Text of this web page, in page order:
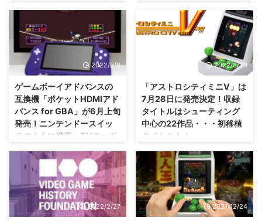
収録タイトルは以下の通り。 今
えましたね(笑) スパ2や餓狼伝説2
あたりはスーパーファミコンでも
発売されていま ...
などが収録 https://youtu.be/_-
llOLsJcHo さてさて、「メガドラ
イブミニ2」の収録タイトル第2
弾が発表されましたね！ ...
なんとなく予想通りではあったけ
のか楽しみだね！ 「メガドライ
ブミニ2」 が2022年10月27日に
発売されることが発表されました
な( ･`ω･´) メガドライブ向けに発
ーン」やメガCDタイトルなど含
め50作品以上を収録するらしい
ですぜ？ 「メガドライブミニ2」
が2022年10月に発売決定
さてさて、復刻版のミニ機種とし
て話題になった「メガドライブミ
ニ」に続きまして。 メガドライ
ブ2を再現し ...
ッチオンラインとか・・・何が発
表されるかな？ セガさんが2022
年6月3日に 新プロジェクト を発
表するそうですぜ( ･`ω･´) メガド
ライブミニに関わっていた方々が
生放送に出演するとのこと・・・
サターンミニ」に期待している声
が多いけれども？！ セガが新プ
ロジェクトを発表 さてさて、セ
ガさんが 2022年6月3日 20時 に
新プロジェクトを発表する生放送
https://twitter.com/SEGA_OFFICI
AL/s ...
2022/5/8
ゲームボーイアドバンスの
互換機「ポケットHDMIアド
バンス for GBA」が6月上旬
発売！ニンテンドースイッ
チのように携帯、TVモード
ちょっといいお値段ではあります
けれども、今でも楽しめるソフト
は沢山ありますし、需要はあるか
な(・∀・)？ コロンバスサークル
さんが、GBAことゲームボーイア
2022/3/20
「アストロシティミニV」は
7月28日に発売決定！収録
タイトルはシューティング
中心の22作品・・・初移植
タイトルも！
大画面で遊ぶならば、縦画面のモ
ニターも用意する必要がありそう
ですな（；^ω^） セガトイズさん
から発売予定の 「アストロシテ
ィミニV」 ですけれども、発売日
が2022年7月22日に決定したみ
2022/2/27 2021/12/24